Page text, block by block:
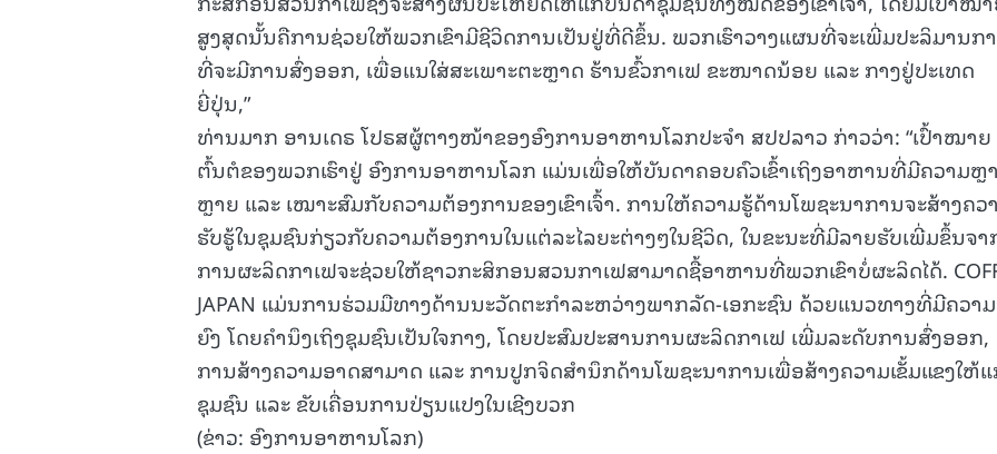
ສູງສຸດນັ້ນຄືການຊ່ວຍໃຫ້ພວກເຂົາມີຊີວິດການເປັນຢູ່ທີ່ດີຂຶ້ນ. ພວກເຮົາວາງແຜນທີ່ຈະເພີ່ມປະລິມານກ
ທີ່ຈະມີການສົ່ງອອກ, ເພື່ອແນໃສ່ສະເພາະຕະຫຼາດ ຮ້ານຂົ້ວກາເຟ ຂະໜາດນ້ອຍ ແລະ ກາງຢູ່ປະເທດ
ຍີ່ປຸ່ນ,”
ທ່ານມາກ ອານເດຣ ໂປຣສຜູ້ຕາງໜ້າຂອງອົງການອາຫານໂລກປະຈຳ ສປປລາວ ກ່າວວ່າ: “ເປົ້າໝາຍ
ຕົ້ນຕໍຂອງພວກເຮົາຢູ່ ອົງການອາຫານໂລກ ແມ່ນເພື່ອໃຫ້ບັນດາຄອບຄົວເຂົ້າເຖິງອາຫານທີ່ມີຄວາມຫຼ
ຫຼາຍ ແລະ ເໝາະສົມກັບຄວາມຕ້ອງການຂອງເຂົາເຈົ້າ. ການໃຫ້ຄວາມຮູ້ດ້ານໂພຊະນາການຈະສ້າງຄວ
ຮັບຮູ້ໃນຊຸມຊົນກ່ຽວກັບຄວາມຕ້ອງການໃນແຕ່ລະໄລຍະຕ່າງໆໃນຊີວິດ, ໃນຂະນະທີ່ມີລາຍຮັບເພີ່ມຂຶ້ນຈາ
ການຜະລິດກາເຟຈະຊ່ວຍໃຫ້ຊາວກະສິກອນສວນກາເຟສາມາດຊື້ອາຫານທີ່ພວກເຂົາບໍ່ຜະລິດໄດ້.
JAPAN ແມ່ນການຮ່ວມມືທາງດ້ານນະວັດຕະກໍາລະຫວ່າງພາກລັດ-ເອກະຊົນ ດ້ວຍແນວທາງທີ່ມີຄວາ
ຍົງ ໂດຍຄຳນຶງເຖິງຊຸມຊົນເປັນໃຈກາງ, ໂດຍປະສົມປະສານການຜະລິດກາເຟ ເພີ່ມລະດັບການສົ່ງອອກ,
ການສ້າງຄວາມອາດສາມາດ ແລະ ການປູກຈິດສໍານຶກດ້ານໂພຊະນາການເພື່ອສ້າງຄວາມເຂັ້ມແຂງໃຫ້
ຊຸມຊົນ ແລະ ຂັບເຄື່ອນການປ່ຽນແປງໃນເຊີງບວກ
(ຂ່າວ: ອົງການອາຫານໂລກ)